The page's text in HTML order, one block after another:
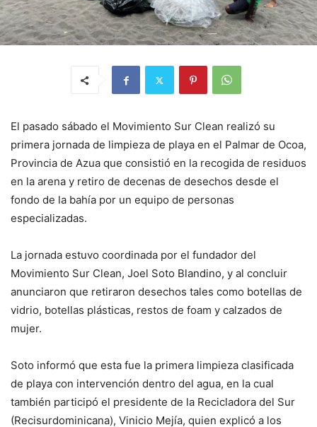
El pasado sábado el Movimiento Sur Clean realizó su
primera jornada de limpieza de playa en el Palmar de Ocoa,
Provincia de Azua que consistió en la recogida de residuos
en la arena y retiro de decenas de desechos desde el
fondo de la bahía por un equipo de personas
especializadas.
La jornada estuvo coordinada por el fundador del
Movimiento Sur Clean, Joel Soto Blandino, y al concluir
anunciaron que retiraron desechos tales como botellas de
vidrio, botellas plásticas, restos de foam y calzados de
mujer.
Soto informó que esta fue la primera limpieza clasificada
de playa con intervención dentro del agua, en la cual
también participó el presidente de la Recicladora del Sur
(Recisurdominicana), Vinicio Mejía, quien explicó a los